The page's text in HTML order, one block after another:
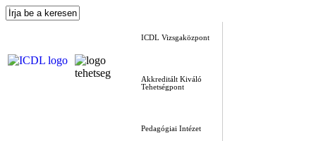
ICDL Vizsgaközpont
Akkreditált Kiváló
Tehetségpont
Pedagógiai Intézet